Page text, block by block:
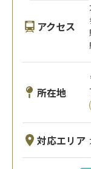
アクセス
所在地
対応エリア